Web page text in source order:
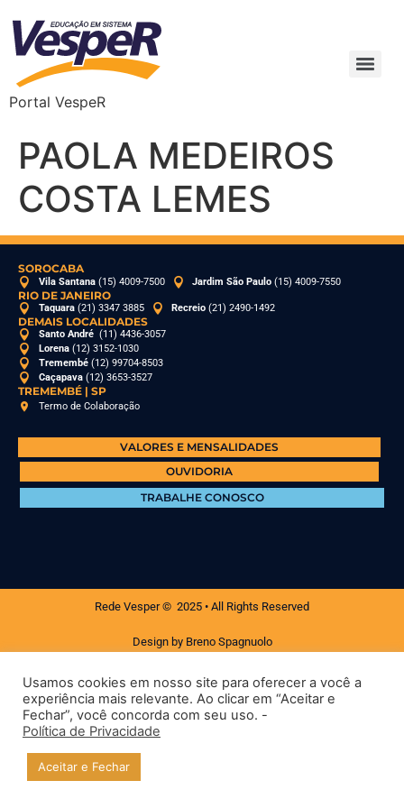
Portal VespeR
PAOLA MEDEIROS
COSTA LEMES
SOROCABA
Vila Santana (15) 4009-7500 Jardim São Paulo (15) 4009-7550
RIO DE JANEIRO
Taquara (21) 3347 3885 Recreio (21) 2490-1492
DEMAIS LOCALIDADES
Santo André (11) 4436-3057
Lorena (12) 3152-1030
Tremembé (12) 99704-8503
Caçapava (12) 3653-3527
TREMEMBÉ | SP
Termo de Colaboração
VALORES E MENSALIDADES
OUVIDORIA
TRABALHE CONOSCO
Rede Vesper © 2025 • All Rights Reserved
Design by Breno Spagnuolo
Usamos cookies em nosso site para oferecer a você a
experiência mais relevante. Ao clicar em “Aceitar e
Fechar”, você concorda com seu uso. -
Política de Privacidade
Aceitar e Fechar